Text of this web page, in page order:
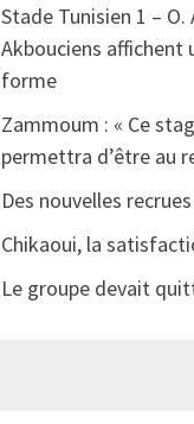
Stade Tunisien 1 – O.
Akbouciens affichent
forme
Zammoum : « Ce
permettra d’être au
Des nouvelles
Chikaoui, la
Le groupe devait